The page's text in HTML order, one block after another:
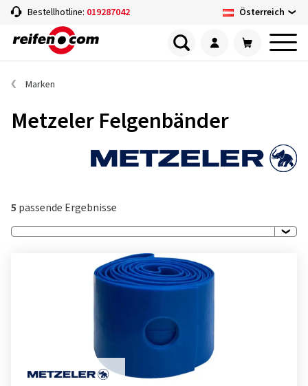
Bestellhotline: 019287042 Österreich
Marken
Metzeler Felgenbänder
5 passende Ergebnisse